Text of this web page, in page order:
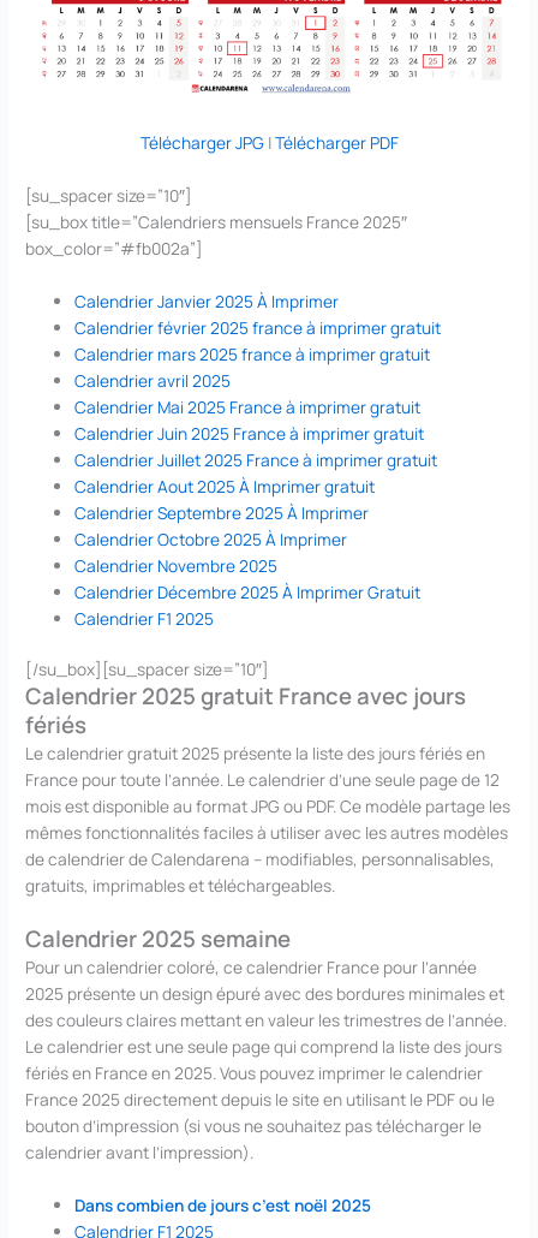
Télécharger JPG|Télécharger PDF
[su_spacer size=”10″]
[su_box title=”Calendriers mensuels France 2025″
box_color=”#fb002a”]
Calendrier Janvier 2025 À Imprimer
Calendrier février 2025 france à imprimer gratuit
Calendrier mars 2025 france à imprimer gratuit
Calendrier avril 2025
Calendrier Mai 2025 France à imprimer gratuit
Calendrier Juin 2025 France à imprimer gratuit
Calendrier Juillet 2025 France à imprimer gratuit
Calendrier Aout 2025 À Imprimer gratuit
Calendrier Septembre 2025 À Imprimer
Calendrier Octobre 2025 À Imprimer
Calendrier Novembre 2025
Calendrier Décembre 2025 À Imprimer Gratuit
Calendrier F1 2025
[/su_box][su_spacer size=”10″]
Calendrier 2025 gratuit France avec jours
fériés
Le calendrier gratuit 2025 présente la liste des jours fériés en
France pour toute l’année. Le calendrier d’une seule page de 12
mois est disponible au format JPG ou PDF. Ce modèle partage les
mêmes fonctionnalités faciles à utiliser avec les autres modèles
de calendrier de Calendarena – modifiables, personnalisables,
gratuits, imprimables et téléchargeables.
Calendrier 2025 semaine
Pour un calendrier coloré, ce calendrier France pour l’année
2025 présente un design épuré avec des bordures minimales et
des couleurs claires mettant en valeur les trimestres de l’année.
Le calendrier est une seule page qui comprend la liste des jours
fériés en France en 2025. Vous pouvez imprimer le calendrier
France 2025 directement depuis le site en utilisant le PDF ou le
bouton d’impression (si vous ne souhaitez pas télécharger le
calendrier avant l’impression).
Dans combien de jours c’est noël 2025
Calendrier F1 2025